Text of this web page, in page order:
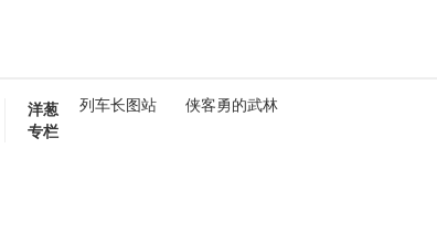
洋葱
专栏
列车长图站 侠客勇的武林